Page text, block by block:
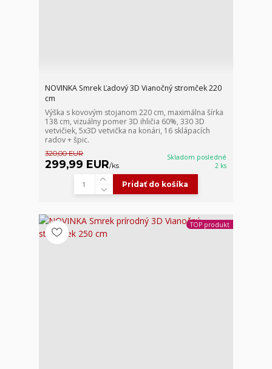
NOVINKA Smrek Ľadový 3D Vianočný stromček 220
cm
Výška s kovovým stojanom 220 cm, maximálna šírka
138 cm, vizuálny pomer 3D ihličia 60%, 330 3D
vetvičiek, 5x3D vetvička na konári, 16 sklápacích
radov + špic.
320,00 EUR
299,99 EUR/ks
Skladom posledné
2 ks
Pridať do košíka
TOP produkt